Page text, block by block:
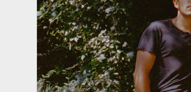
à
17h
:
SIGHTING
ENSEMBLE
sextet